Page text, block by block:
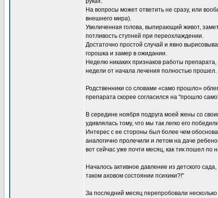
На вопросы может ответить не сразу, или
внешнего мира).
Увеличенная голова, выпирающий живот,
потливость ступней при переохлаждении.
Достаточно простой случай и явно
горошка и замер в ожидании.
Неделю никаких признаков работы
недели от начала лечения полностью прошел.
Родственники со словами «само прошло»
препарата скорее согласился на "прошло
В середине ноября подруга моей жены со
удивлялась тому, что мы так легко его
Интерес с ее стороны был более чем
аналогично пролечили и летом на даче
вот сейчас уже почти месяц, как тик пошел
Началось активное давление из детского
таком аховом состоянии психики?!"
За последний месяц перепробовали